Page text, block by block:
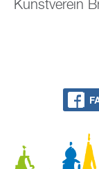
Kunst­ver­ein